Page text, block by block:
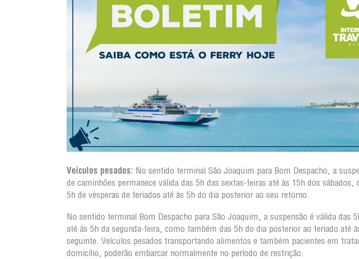
Veículos pesados: No sentido terminal São Joaquim para Bom Despacho, a
de caminhões permanece válida das 5h das sextas-feiras até às 15h dos
5h de vésperas de feriados até às 5h do dia posterior ao seu retorno.
No sentido terminal Bom Despacho para São Joaquim, a suspensão é válida das
até às 5h da segunda-feira, como também das 5h do dia posterior ao feriado até
seguinte. Veículos pesados transportando alimentos e também pacientes em
domicílio, poderão embarcar normalmente no período de restrição.